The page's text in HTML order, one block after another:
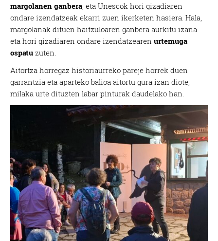
margolanen ganbera , eta Unescok hori gizadiaren
ondare izendatzeak ekarri zuen ikerketen hasiera. Hala,
margolanak dituen haitzuloaren ganbera aurkitu izana
eta hori gizadiaren ondare izendatzearenurtemuga
ospatu zuten.
Aitortza horregaz historiaurreko pareje horrek duen
garrantzia eta aparteko balioa aitortu gura izan diote,
milaka urte dituzten labar pinturak daudelako han.